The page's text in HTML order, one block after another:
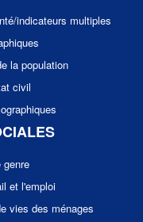
indicateurs multiples
la population
civil
et l'emploi
vies des ménages